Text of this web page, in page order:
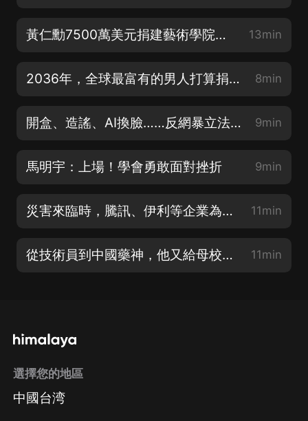
黃仁勳7500萬美元捐建藝術學院：技術精英的一次自我提醒 13min
2036年，全球最富有的男人打算捐掉一萬億美元 8min
開盒、造謠、AI換臉……反網暴立法劍指算法作惡 9min
馬明宇：上場！學會勇敢面對挫折 9min
災害來臨時，騰訊、伊利等企業為何能夠快速響應？ 11min
從技術員到中國藥神，他又給母校捐了1.5億 11min
選擇您的地區
中國台湾